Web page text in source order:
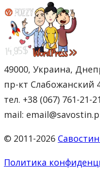
49000, Украина,
пр-кт Слабожанский
тел. +38 (067) 761-21-21
mail:
© 2011-2026
Политика